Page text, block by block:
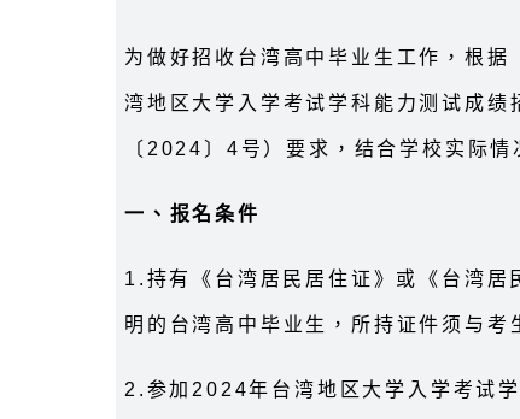
为做好招收台湾高中毕业生工作，根
湾地区大学入学考试学科能力测试成
〔2024〕4号）要求，结合学校实际情
一、报名条件
1.持有《台湾居民居住证》或《台湾居
明的台湾高中毕业生，所持证件须与考
2.参加2024年台湾地区大学入学考试